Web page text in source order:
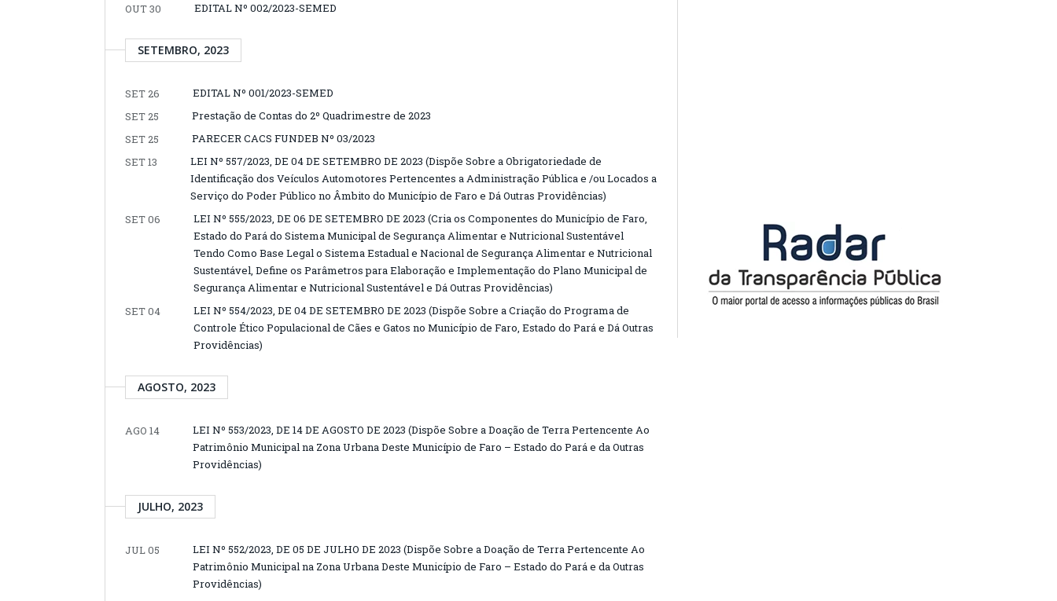
OUT 30
EDITAL Nº 002/2023-SEMED
SETEMBRO, 2023
SET 26
EDITAL Nº 001/2023-SEMED
SET 25
Prestação de Contas do 2º Quadrimestre de 2023
SET 25
PARECER CACS FUNDEB Nº 03/2023
SET 13
LEI Nº 557/2023, DE 04 DE SETEMBRO DE 2023 (Dispõe Sobre a Obrigatoriedade de
Identificação dos Veículos Automotores Pertencentes a Administração Pública e /ou Locados a
Serviço do Poder Público no Âmbito do Município de Faro e Dá Outras Providências)
SET 06
LEI Nº 555/2023, DE 06 DE SETEMBRO DE 2023 (Cria os Componentes do Município de Faro,
Estado do Pará do Sistema Municipal de Segurança Alimentar e Nutricional Sustentável
Tendo Como Base Legal o Sistema Estadual e Nacional de Segurança Alimentar e Nutricional
Sustentável, Define os Parâmetros para Elaboração e Implementação do Plano Municipal de
Segurança Alimentar e Nutricional Sustentável e Dá Outras Providências)
SET 04
LEI Nº 554/2023, DE 04 DE SETEMBRO DE 2023 (Dispõe Sobre a Criação do Programa de
Controle Ético Populacional de Cães e Gatos no Município de Faro, Estado do Pará e Dá Outras
Providências)
AGOSTO, 2023
AGO 14
LEI Nº 553/2023, DE 14 DE AGOSTO DE 2023 (Dispõe Sobre a Doação de Terra Pertencente Ao
Patrimônio Municipal na Zona Urbana Deste Município de Faro – Estado do Pará e da Outras
Providências)
JULHO, 2023
JUL 05
LEI Nº 552/2023, DE 05 DE JULHO DE 2023 (Dispõe Sobre a Doação de Terra Pertencente Ao
Patrimônio Municipal na Zona Urbana Deste Município de Faro – Estado do Pará e da Outras
Providências)